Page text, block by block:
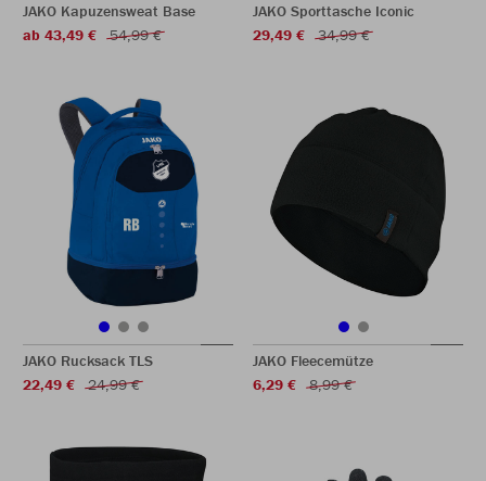
JAKO Kapuzensweat Base
ab 43,49 €
54,99 €
JAKO Sporttasche Iconic
29,49 €
34,99 €
JAKO Rucksack TLS
22,49 €
24,99 €
JAKO Fleecemütze
6,29 €
8,99 €